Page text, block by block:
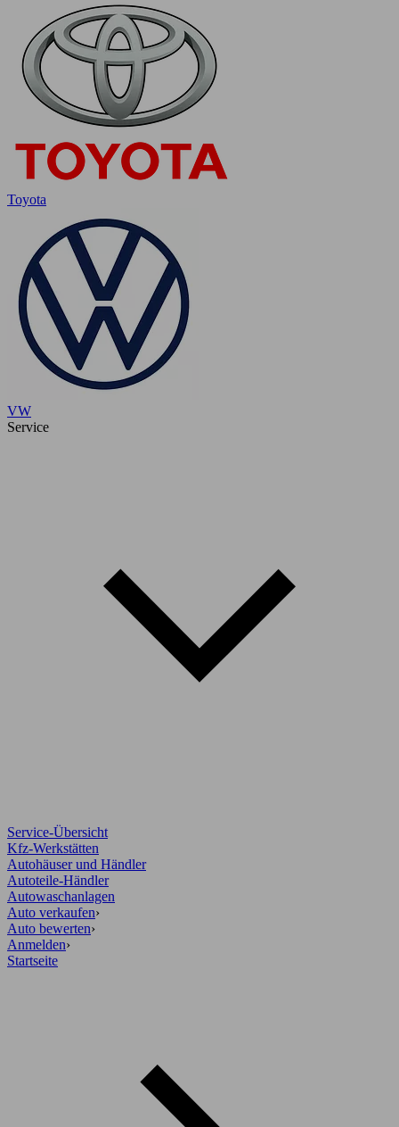
Toyota
VW
Service
Service-Übersicht
Kfz-Werkstätten
Autohäuser und Händler
Autoteile-Händler
Autowaschanlagen
Auto verkaufen›
Auto bewerten›
Anmelden›
Startseite